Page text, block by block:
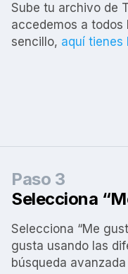
Sube tu archivo de
accedemos a todos
sencillo, aquí tienes
Paso 3
Selecciona
Selecciona “Me
gusta usando las
búsqueda avanzada